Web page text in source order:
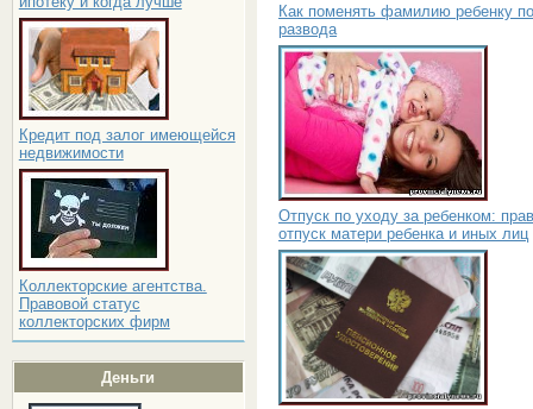
Кредит под залог имеющейся
недвижимости
Коллекторские агентства.
Правовой статус
коллекторских фирм
Деньги
Как поменять фамилию ребенку
развода
Отпуск по уходу за ребенком:
отпуск матери ребенка и иных лиц